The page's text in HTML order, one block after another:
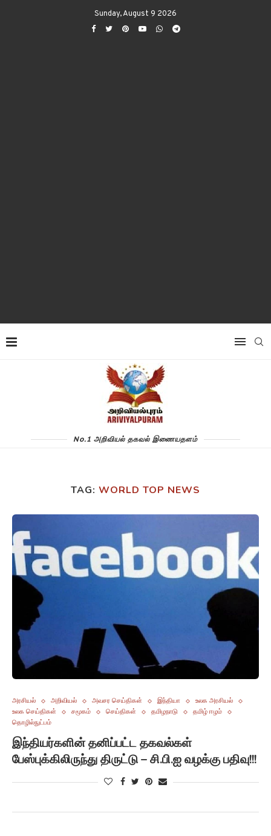
Sunday, August 9 2026
No.1 அறிவியல் தகவல் இணையதளம்
TAG: WORLD TOP NEWS
அரசியல் அறிவியல் அவசர செய்திகள் இந்தியா
உலக அரசியல்
உலக செய்திகள்
சமூகம் செய்திகள் தமிழநாடு
தமிழ் ஈழம்
தொழில்நுட்பம்
இந்தியர்களின் தனிப்பட்ட தகவல்கள்
பேஸ்புக்கிலிருந்து திருட்டு – சி.பி.ஐ வழக்கு பதிவு!!!